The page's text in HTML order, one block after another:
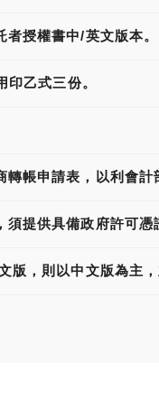
授權書中/英文版本。
乙式三份。
帳申請表，以利會計
提供具備政府許可憑
，則以中文版為主，